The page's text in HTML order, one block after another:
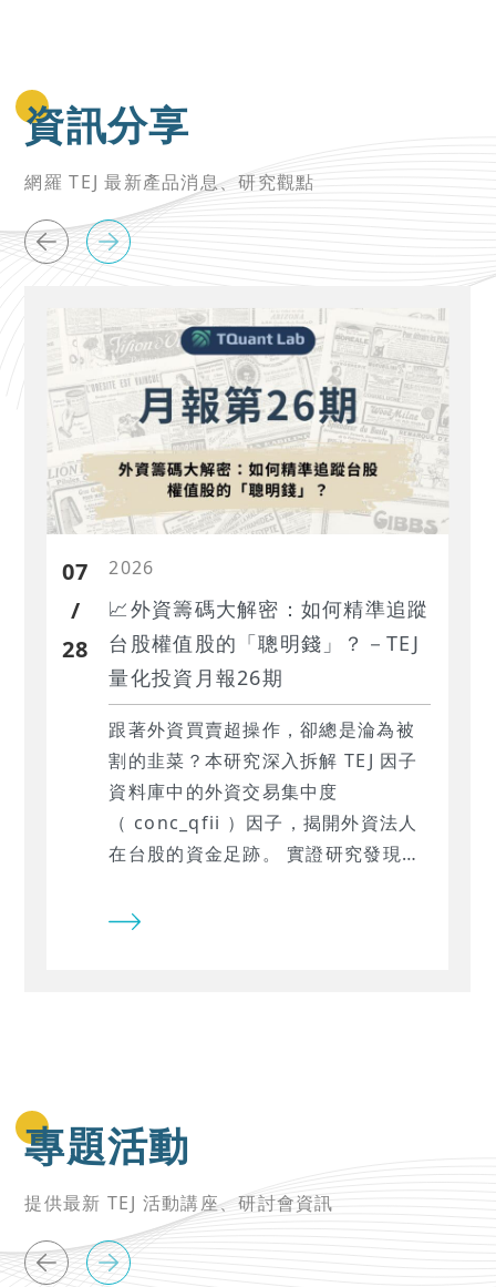
07
/
28
2026
📈外資籌碼大解密：如何精準追蹤
台股權值股的「聰明錢」？－TEJ
量化投資月報26期
跟著外資買賣超操作，卻總是淪為被
割的韭菜？本研究深入拆解 TEJ 因子
資料庫中的外資交易集中度
（ conc_qfii ）因子，揭開外資法人
在台股的資金足跡。 實證研究發現，
性」 —— 它在大盤股與小盤股的預測
資訊分享
網羅 TEJ 最新產品消息、研究觀點
專題活動
提供最新 TEJ 活動講座、研討會資訊